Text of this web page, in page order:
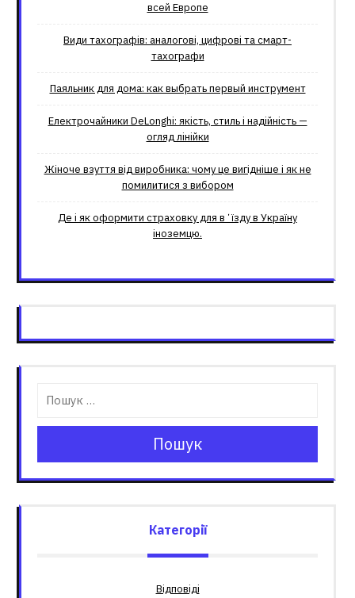
всей Европе
Види тахографів: аналогові, цифрові та смарт-
тахографи
Паяльник для дома: как выбрать первый инструмент
Електрочайники DeLonghi: якість, стиль і надійність —
огляд лінійки
Жіноче взуття від виробника: чому це вигідніше і як не
помилитися з вибором
Де і як оформити страховку для вʼїзду в Україну
іноземцю.
Пошук
Категорії
Відповіді